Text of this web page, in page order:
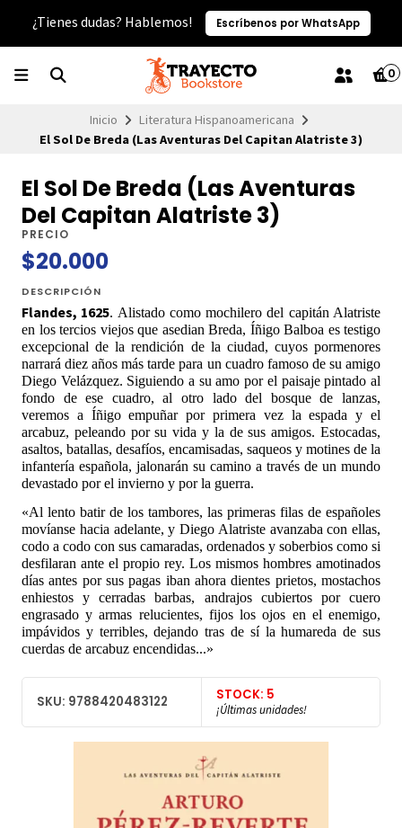
¿Tienes dudas? Hablemos! Escríbenos por WhatsApp
0
Inicio
Literatura Hispanoamericana
El Sol De Breda (Las Aventuras Del Capitan Alatriste 3)
El Sol De Breda (Las Aventuras
Del Capitan Alatriste 3)
PRECIO
$20.000
DESCRIPCIÓN
Flandes, 1625. Alistado como mochilero del capitán Alatriste
en los tercios viejos que asedian Breda, Íñigo Balboa es testigo
excepcional de la rendición de la ciudad, cuyos pormenores
narrará diez años más tarde para un cuadro famoso de su amigo
Diego Velázquez. Siguiendo a su amo por el paisaje pintado al
fondo de ese cuadro, al otro lado del bosque de lanzas,
veremos a Íñigo empuñar por primera vez la espada y el
arcabuz, peleando por su vida y la de sus amigos. Estocadas,
asaltos, batallas, desafíos, encamisadas, saqueos y motines de la
infantería española, jalonarán su camino a través de un mundo
devastado por el invierno y por la guerra.
«Al lento batir de los tambores, las primeras filas de españoles
movíanse hacia adelante, y Diego Alatriste avanzaba con ellas,
codo a codo con sus camaradas, ordenados y soberbios como si
desfilaran ante el propio rey. Los mismos hombres amotinados
días antes por sus pagas iban ahora dientes prietos, mostachos
enhiestos y cerradas barbas, andrajos cubiertos por cuero
engrasado y armas relucientes, fijos los ojos en el enemigo,
impávidos y terribles, dejando tras de sí la humareda de sus
cuerdas de arcabuz encendidas...»
SKU: 9788420483122 STOCK: 5
¡Últimas unidades!